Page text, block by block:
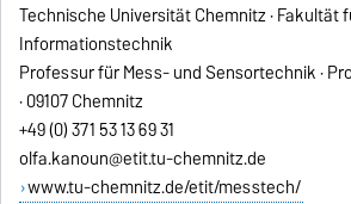
Technische Universität Chemnitz ·
Informationstechnik
Professur für Mess- und Sensortechnik ·
· 09107 Chemnitz
+49 (0) 371 53 13 69 31
olfa.kanoun@etit.tu-chemnitz.de
www.tu-chemnitz.de/etit/messtech/